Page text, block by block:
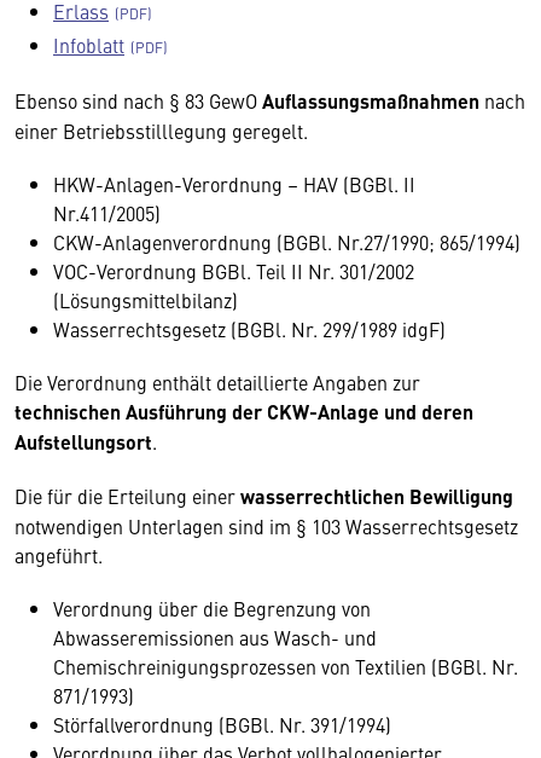
Erlass
Infoblatt
Ebenso sind nach § 83 GewOAuflassungsmaßnahmen nach
einer Betriebsstilllegung geregelt.
HKW-Anlagen-Verordnung – HAV (BGBl. II
Nr.411/2005)
CKW-Anlagenverordnung (BGBl. Nr.27/1990; 865/1994)
VOC-Verordnung BGBl. Teil II Nr. 301/2002
(Lösungsmittelbilanz)
Wasserrechtsgesetz (BGBl. Nr. 299/1989 idgF)
Die Verordnung enthält detaillierte Angaben zur
technischen Ausführung der CKW-Anlage und deren
Aufstellungsort.
Die für die Erteilung einerwasserrechtlichen Bewilligung
notwendigen Unterlagen sind im § 103 Wasserrechtsgesetz
angeführt.
Verordnung über die Begrenzung von
Abwasseremissionen aus Wasch- und
Chemischreinigungsprozessen von Textilien (BGBl. Nr.
871/1993)
Störfallverordnung (BGBl. Nr. 391/1994)